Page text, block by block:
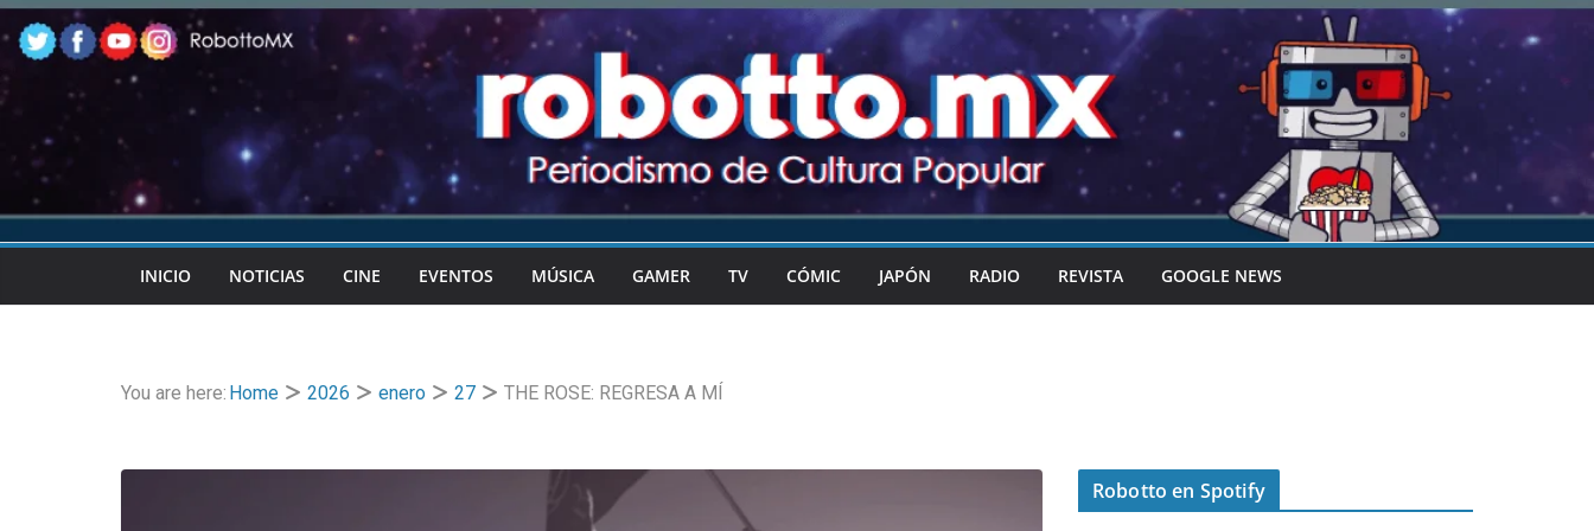
Skip
to
content
INICIO NOTICIAS CINE EVENTOS MÚSICA GAMER TV CÓMIC JAPÓN RADIO REVISTA GOOGLE NEWS
You are here: Home 2026 enero 27 THE ROSE: REGRESA A MÍ
Robotto en Spotify